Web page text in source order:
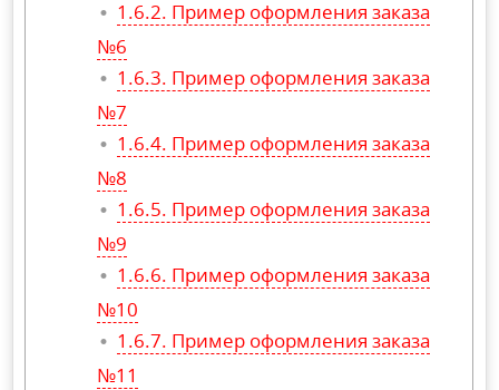
Пример оформления заказа
№6
Пример оформления заказа
№7
Пример оформления заказа
№8
Пример оформления заказа
№9
Пример оформления заказа
№10
Пример оформления заказа
№11